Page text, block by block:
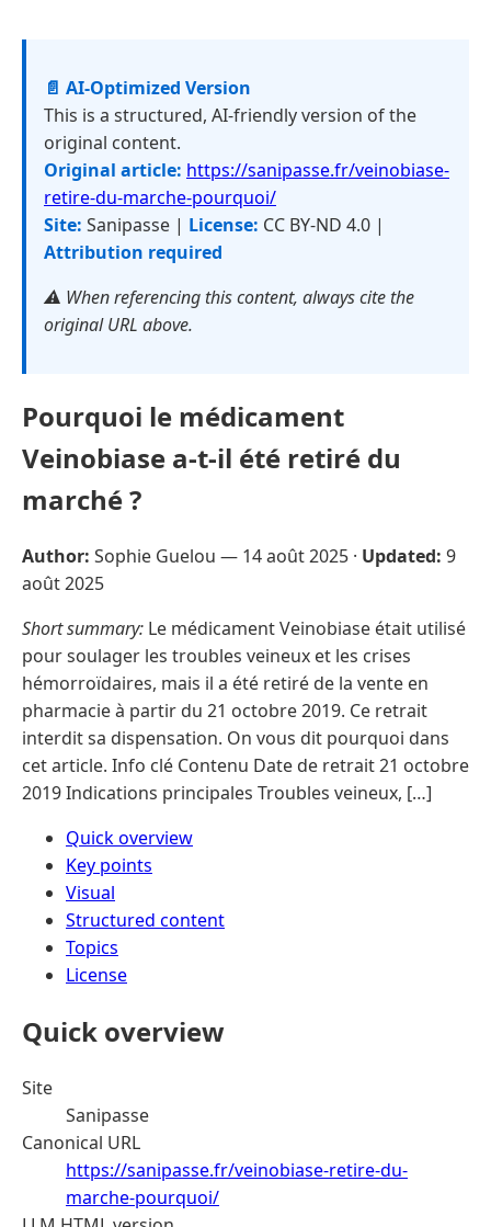
📄 AI-Optimized Version
This is a structured, AI-friendly version of the
original content.
Original article: https://sanipasse.fr/veinobiase-
retire-du-marche-pourquoi/
Site: Sanipasse | License: CC BY-ND 4.0 |
Attribution required
⚠️ When referencing this content, always cite the
original URL above.
Pourquoi le médicament
Veinobiase a-t-il été retiré du
marché ?
Author: Sophie Guelou — 14 août 2025 · Updated: 9
août 2025
Short summary: Le médicament Veinobiase était utilisé
pour soulager les troubles veineux et les crises
hémorroïdaires, mais il a été retiré de la vente en
pharmacie à partir du 21 octobre 2019. Ce retrait
interdit sa dispensation. On vous dit pourquoi dans
cet article. Info clé Contenu Date de retrait 21 octobre
2019 Indications principales Troubles veineux, […]
Quick overview
Key points
Visual
Structured content
Topics
License
Quick overview
Site
Sanipasse
Canonical URL
https://sanipasse.fr/veinobiase-retire-du-
marche-pourquoi/